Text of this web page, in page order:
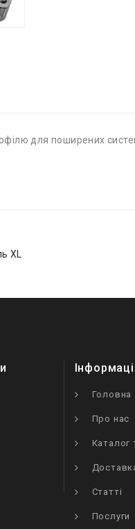
для поширених
XL
Головна
Про нас
Каталог
Статті
Послуги